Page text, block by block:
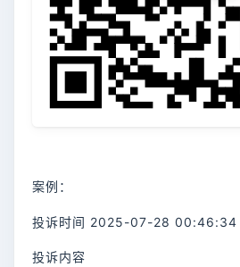
案例：
投诉时间 2025-07-28 00:46:34
投诉内容